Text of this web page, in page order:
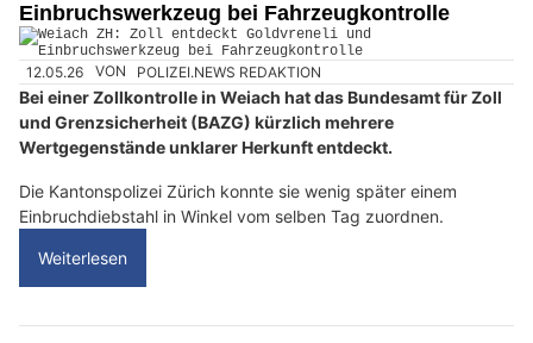
Einbruchswerkzeug bei Fahrzeugkontrolle
12.05.26 VON POLIZEI.NEWS REDAKTION
Bei einer Zollkontrolle in Weiach hat das Bundesamt für Zoll
und Grenzsicherheit (BAZG) kürzlich mehrere
Wertgegenstände unklarer Herkunft entdeckt.
Die Kantonspolizei Zürich konnte sie wenig später einem
Einbruchdiebstahl in Winkel vom selben Tag zuordnen.
Weiterlesen